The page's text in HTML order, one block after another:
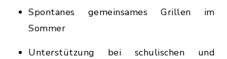
Spontanes gemeinsames Grillen im
Sommer
Unterstützung bei schulischen und